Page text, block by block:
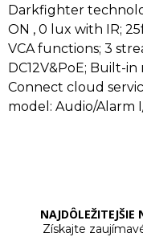
Darkfighter
ON , 0 lux with IR;
VCA functions; 3
DC12V&PoE; Built-in
Connect cloud
model: Audio/Alarm
Získajte